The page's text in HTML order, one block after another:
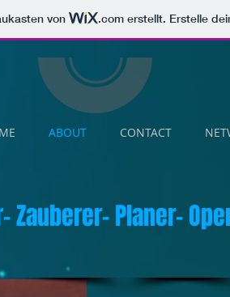
von .com erstellt. Erstelle
ABOUT CONTACT
Planer-